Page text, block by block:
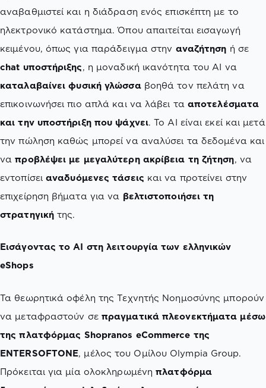
αναβαθμιστεί και η διάδραση ενός επισκέπτη με το
ηλεκτρονικό κατάστημα. Όπου απαιτείται εισαγωγή
κειμένου, όπως για παράδειγμα στην αναζήτηση ή σε
chat υποστήριξης, η μοναδική ικανότητα του AI να
καταλαβαίνει φυσική γλώσσαβοηθά τον πελάτη να
επικοινωνήσει πιο απλά και να λάβει τα αποτελέσματα
και την υποστήριξη που ψάχνει. Το AI είναι εκεί και μετά
την πώληση καθώς μπορεί να αναλύσει τα δεδομένα και
ναπροβλέψει με μεγαλύτερη ακρίβεια τη ζήτηση, να
εντοπίσει αναδυόμενες τάσεις και να προτείνει στην
επιχείρηση βήματα για να βελτιστοποιήσει τη
στρατηγική της.
Εισάγοντας το AI στη λειτουργία των ελληνικών
eShops
Τα θεωρητικά οφέλη της Τεχνητής Νοημοσύνης μπορούν
να μεταφραστούν σε πραγματικά πλεονεκτήματα μέσω
της πλατφόρμας Shopranos eCommerce της
ENTERSOFTONE, μέλος του Ομίλου Olympia Group.
Πρόκειται για μία ολοκληρωμένηπλατφόρμα